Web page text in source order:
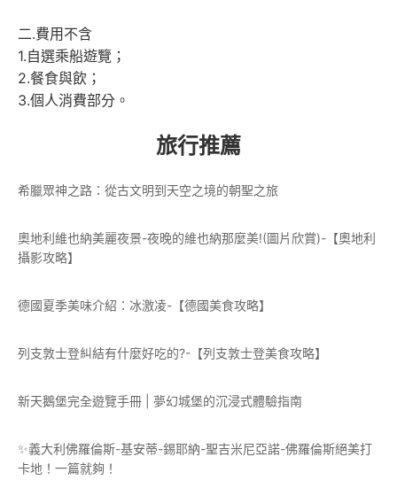
二.費用不含
1.自選乘船遊覽；
2.餐食與飲；
3.個人消費部分。
旅行推薦
希臘眾神之路：從古文明到天空之境的朝聖之旅
奧地利維也納美麗夜景-夜晚的維也納那麼美!(圖片欣賞)-【奧地利
攝影攻略】
德國夏季美味介紹：冰激凌-【德國美食攻略】
列支敦士登糾結有什麼好吃的?-【列支敦士登美食攻略】
新天鵝堡完全遊覽手冊 | 夢幻城堡的沉浸式體驗指南
✨義大利佛羅倫斯-基安蒂-錫耶納-聖吉米尼亞諾-佛羅倫斯絕美打
卡地！一篇就夠！